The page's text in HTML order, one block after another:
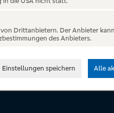
Drittanbietern. Der Anbieter kann
des Anbieters.
Einstellungen speichern Alle